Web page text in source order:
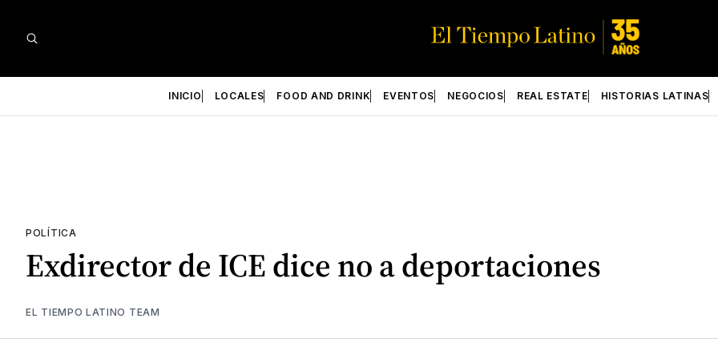
INICIO LOCALES FOOD AND DRINK EVENTOS NEGOCIOS REAL ESTATE HISTORIAS LATINAS
POLÍTICA
Exdirector de ICE dice no a deportaciones
EL TIEMPO LATINO TEAM